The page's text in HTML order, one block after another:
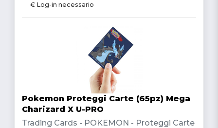
€ Log-in necessario
Pokemon Proteggi Carte (65pz) Mega
Charizard X U-PRO
Trading Cards - POKEMON - Proteggi Carte